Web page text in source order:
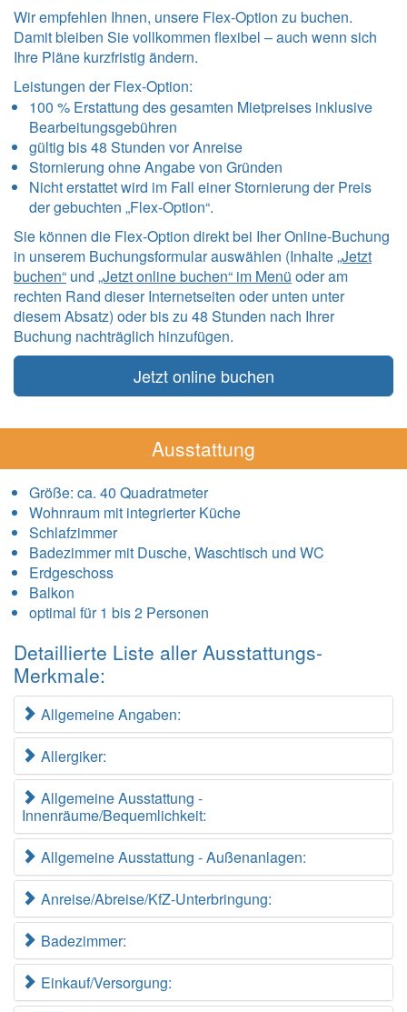
Wir empfehlen Ihnen, unsere Flex-Option zu buchen.
Damit bleiben Sie vollkommen flexibel – auch wenn sich
Ihre Pläne kurzfristig ändern.
Leistungen der Flex-Option:
100 % Erstattung des gesamten Mietpreises inklusive
Bearbeitungsgebühren
gültig bis 48 Stunden vor Anreise
Stornierung ohne Angabe von Gründen
Nicht erstattet wird im Fall einer Stornierung der Preis
der gebuchten „Flex-Option“.
Sie können die Flex-Option direkt bei Iher Online-Buchung
in unserem Buchungsformular auswählen (Inhalte„Jetzt
buchen“ und „Jetzt online buchen“ im Menü oder am
rechten Rand dieser Internetseiten oder unten unter
diesem Absatz) oder bis zu 48 Stunden nach Ihrer
Buchung nachträglich hinzufügen.
Jetzt online buchen
Ausstattung
Größe: ca. 40 Quadratmeter
Wohnraum mit integrierter Küche
Schlafzimmer
Badezimmer mit Dusche, Waschtisch und WC
Erdgeschoss
Balkon
optimal für 1 bis 2 Personen
Detaillierte Liste aller Ausstattungs-
Merkmale:
Allgemeine Angaben:
Allergiker:
Allgemeine Ausstattung -
Innenräume/Bequemlichkeit:
Allgemeine Ausstattung - Außenanlagen:
Anreise/Abreise/KfZ-Unterbringung:
Badezimmer:
Einkauf/Versorgung: